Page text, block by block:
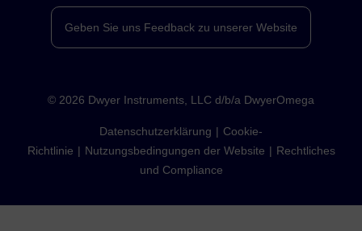
Geben Sie uns Feedback zu unserer Website
© 2026 Dwyer Instruments, LLC d/b/a DwyerOmega
Datenschutzerklärung
Cookie-
Richtlinie
Nutzungsbedingungen der Website
Rechtliches
und Compliance